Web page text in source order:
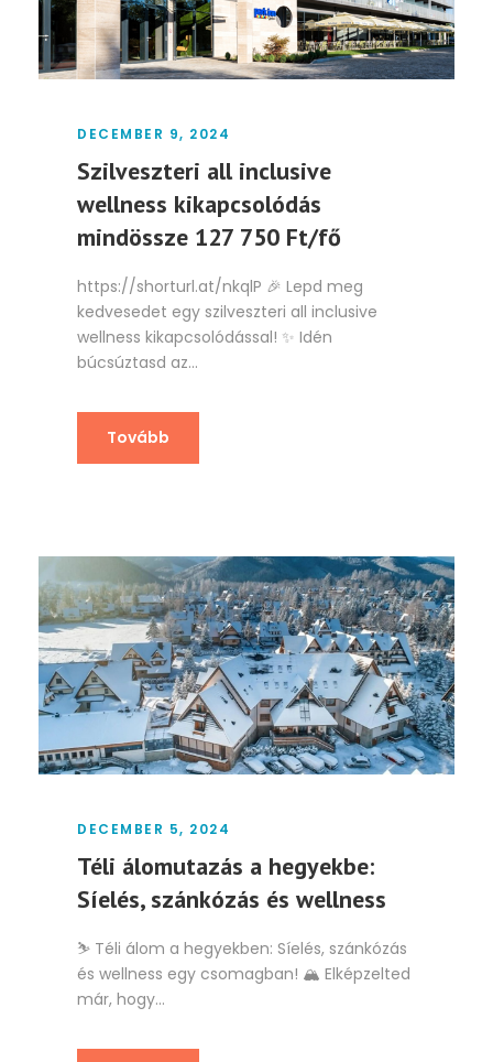
DECEMBER 9, 2024
Szilveszteri all inclusive
wellness kikapcsolódás
mindössze 127 750 Ft/fő
https://shorturl.at/nkqlP 🎉 Lepd meg
kedvesedet egy szilveszteri all inclusive
wellness kikapcsolódással! ✨ Idén
búcsúztasd az...
Tovább
DECEMBER 5, 2024
Téli álomutazás a hegyekbe:
Síelés, szánkózás és wellness
⛷️ Téli álom a hegyekben: Síelés, szánkózás
és wellness egy csomagban! 🏔️ Elképzelted
már, hogy...